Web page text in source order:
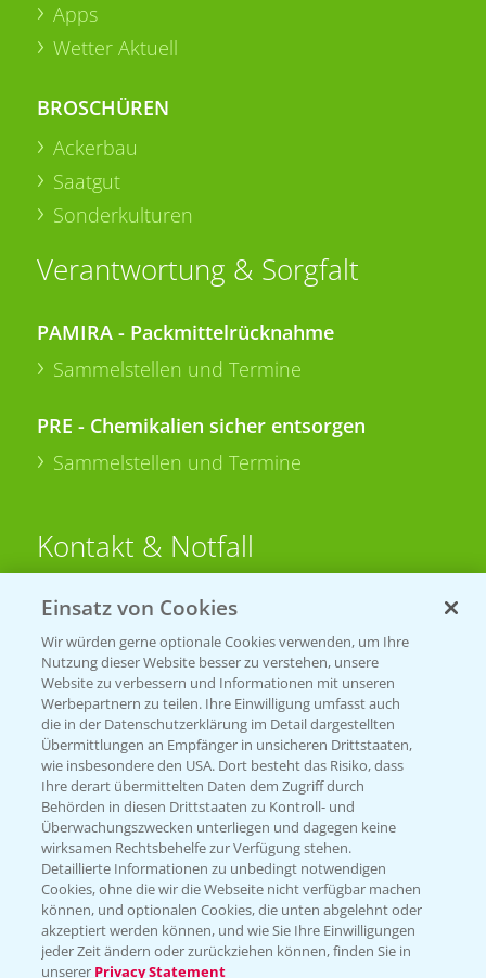
Apps
Wetter Aktuell
BROSCHÜREN
Ackerbau
Saatgut
Sonderkulturen
Verantwortung & Sorgfalt
PAMIRA - Packmittelrücknahme
Sammelstellen und Termine
PRE - Chemikalien sicher entsorgen
Sammelstellen und Termine
Kontakt & Notfall
Beratung auf WhatsApp
T.+49 (0)174 346 564 1
KONTAKT
Hilfe in Notfällen
T.+49 (0)214/30-20220
Folgen Sie uns
Einsatz von Cookies
Wir würden gerne optionale Cookies verwenden, um Ihre
Nutzung dieser Website besser zu verstehen, unsere
Website zu verbessern und Informationen mit unseren
Werbepartnern zu teilen. Ihre Einwilligung umfasst auch
die in der Datenschutzerklärung im Detail dargestellten
Übermittlungen an Empfänger in unsicheren Drittstaaten,
wie insbesondere den USA. Dort besteht das Risiko, dass
Ihre derart übermittelten Daten dem Zugriff durch
Behörden in diesen Drittstaaten zu Kontroll- und
Überwachungszwecken unterliegen und dagegen keine
wirksamen Rechtsbehelfe zur Verfügung stehen.
Detaillierte Informationen zu unbedingt notwendigen
Cookies, ohne die wir die Webseite nicht verfügbar machen
können, und optionalen Cookies, die unten abgelehnt oder
akzeptiert werden können, und wie Sie Ihre Einwilligungen
jeder Zeit ändern oder zurückziehen können, finden Sie in
unserer Privacy Statement